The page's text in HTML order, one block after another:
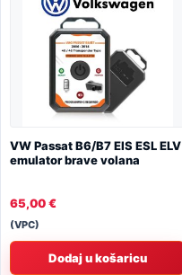
VW Passat B6/B7 EIS ESL ELV
emulator brave volana
65,00€
(VPC)
Dodaj u košaricu